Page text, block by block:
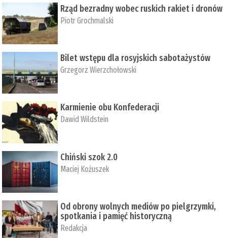
Rząd bezradny wobec ruskich rakiet i dronów
Piotr Grochmalski
Bilet wstępu dla rosyjskich sabotażystów
Grzegorz Wierzchołowski
Karmienie obu Konfederacji
Dawid Wildstein
Chiński szok 2.0
Maciej Kożuszek
Od obrony wolnych mediów po pielgrzymki,
spotkania i pamięć historyczną
Redakcja